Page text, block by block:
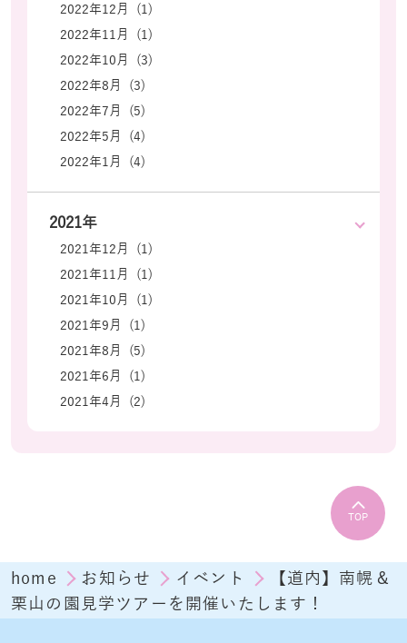
2022年12月 (1)
2022年11月 (1)
2022年10月 (3)
2022年8月 (3)
2022年7月 (5)
2022年5月 (4)
2022年1月 (4)
2021年
2021年12月 (1)
2021年11月 (1)
2021年10月 (1)
2021年9月 (1)
2021年8月 (5)
2021年6月 (1)
2021年4月 (2)
TOP
home お知らせ イベント
【道内】南幌＆
栗山の園見学ツアーを開催いたします！